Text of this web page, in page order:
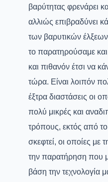
βαρύτητας φρενάρει
αλλιώς επιβραδύνει
των βαρυτικών
το παρατηρούσαμε
και πιθανόν έτσι να
τώρα. Είναι λοιπόν
έξτρα διαστάσεις οι
πολύ μικρές και
τρόπους, εκτός από
σκεφτεί, οι οποίες με
την παρατήρηση που
βάση την τεχνολογία